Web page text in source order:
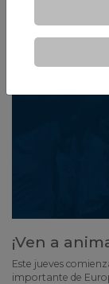
¡Ven a
Este jueves
importante de